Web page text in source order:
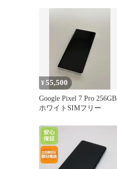
¥55,500
Google Pixel 7 Pro 256GB
ホワイトSIMフリー